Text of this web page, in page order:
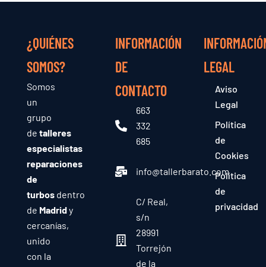
¿QUIÉNES
SOMOS?
Somos
un
grupo
de talleres
especialistas
reparaciones
de
turbosdentro
de Madridy
cercanías,
unido
con la
INFORMACIÓN
DE
CONTACTO
663
332
685
info@tallerbarato.com
C/ Real,
s/n
28991
Torrejón
de la
LEGAL
Aviso
Legal
Política
de
Cookies
Política
de
privacidad